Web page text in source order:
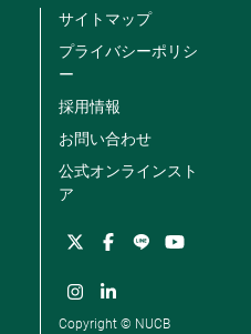
サイトマップ
プライバシーポリシ
ー
採用情報
お問い合わせ
公式オンラインスト
ア
Copyright © NUCB